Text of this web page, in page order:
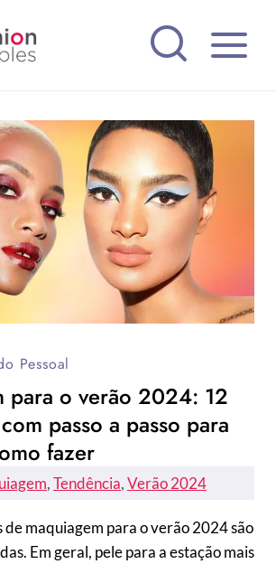
Pessoal
para o verão 2024: 12
passo a passo para
fazer
, Tendência, Verão 2024
de maquiagem para o verão 2024 são
Em geral, pele para a estação mais